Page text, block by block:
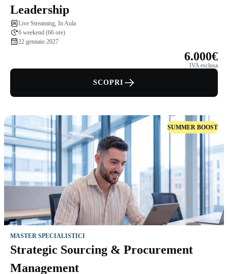
Leadership
Live Streaming, In Aula
6 weekend (66 ore)
22 gennaio 2027
6.000€
IVA esclusa
SCOPRI
SUMMER BOOST
MASTER SPECIALISTICI
Strategic Sourcing & Procurement
Management